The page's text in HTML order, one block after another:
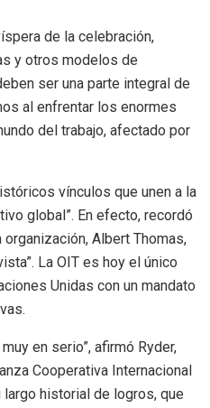
de la celebración,
y otros modelos de
ser una parte integral de
al enfrentar los enormes
del trabajo, afectado por
vínculos que unen a la
global”. En efecto, recordó
Albert Thomas,
La OIT es hoy el único
Unidas con un mandato
en serio”, afirmó Ryder,
Cooperativa Internacional
largo historial de logros, que